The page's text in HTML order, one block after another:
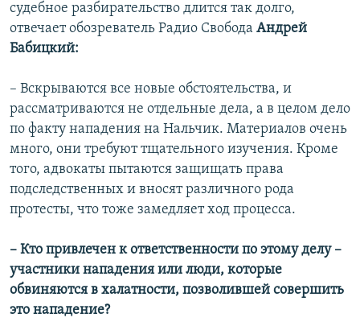
судебное разбирательство длится так долго,
отвечает обозреватель Радио Свобода Андрей
Бабицкий:
– Вскрываются все новые обстоятельства, и
рассматриваются не отдельные дела, а в целом дело
по факту нападения на Нальчик. Материалов очень
много, они требуют тщательного изучения. Кроме
того, адвокаты пытаются защищать права
подследственных и вносят различного рода
протесты, что тоже замедляет ход процесса.
– Кто привлечен к ответственности по этому делу –
участники нападения или люди, которые
обвиняются в халатности, позволившей совершить
это нападение?